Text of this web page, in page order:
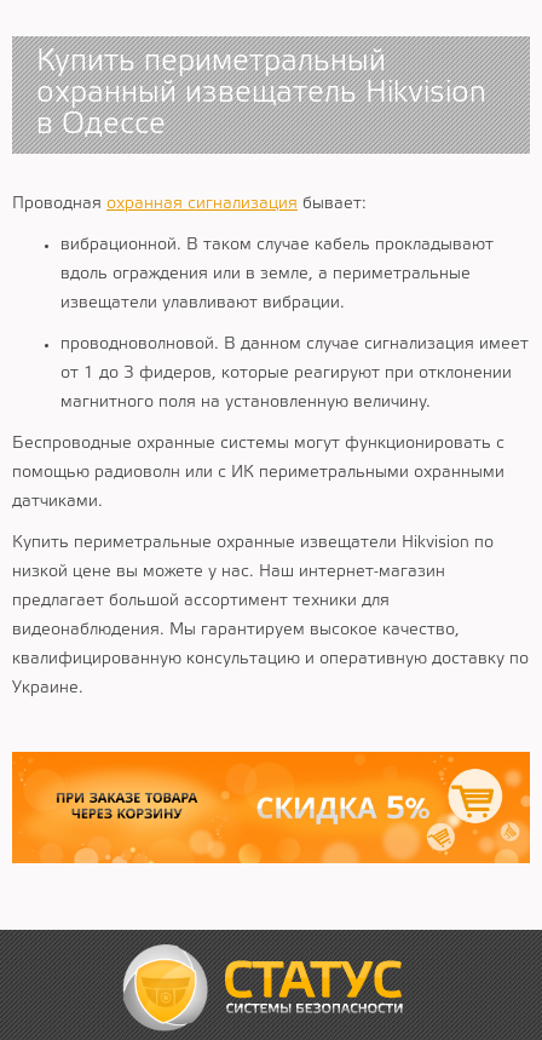
Купить периметральный
охранный извещатель Hikvision
в Одессе
Проводная охранная сигнализация бывает:
вибрационной. В таком случае кабель прокладывают
вдоль ограждения или в земле, а периметральные
извещатели улавливают вибрации.
проводноволновой. В данном случае сигнализация имеет
от 1 до 3 фидеров, которые реагируют при отклонении
магнитного поля на установленную величину.
Беспроводные охранные системы могут функционировать с
помощью радиоволн или с ИК периметральными охранными
датчиками.
Купить периметральные охранные извещатели Hikvision по
низкой цене вы можете у нас. Наш интернет-магазин
предлагает большой ассортимент техники для
видеонаблюдения. Мы гарантируем высокое качество,
квалифицированную консультацию и оперативную доставку по
Украине.